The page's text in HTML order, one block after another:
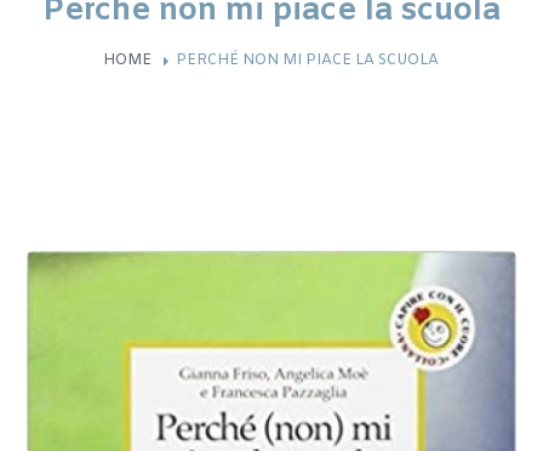
Perché non mi piace la scuola
HOME PERCHÉ NON MI PIACE LA SCUOLA